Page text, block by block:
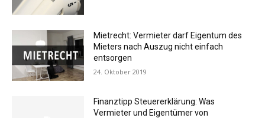
Mietrecht: Vermieter darf Eigentum des
Mieters nach Auszug nicht einfach
entsorgen
24. Oktober 2019
Finanztipp Steuererklärung: Was
Vermieter und Eigentümer von